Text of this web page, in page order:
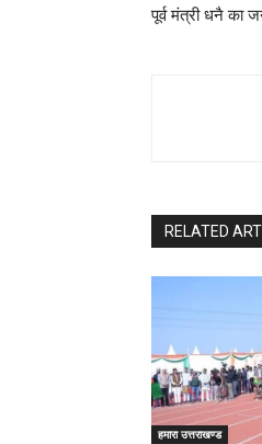
पूर्व मंत्री धनै का
RELATED
हमारा उत्तराखण्ड